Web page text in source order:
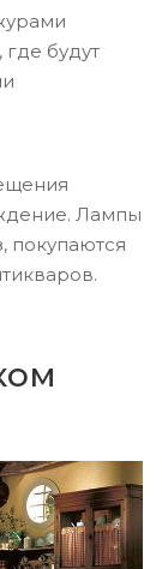
где будут
Лампы
покупаются